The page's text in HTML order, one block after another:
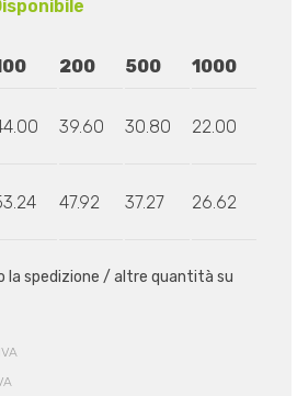
200 500 1000
39.60 30.80 22.00
47.92 37.27 26.62
la spedizione / altre quantità su